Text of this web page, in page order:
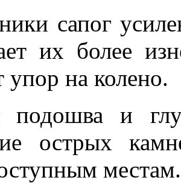
сапог
их более
упор на колено.
подошва и
острых
местам.